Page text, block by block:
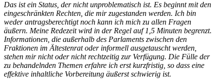
Das ist ein Status, der nicht unproblematisch ist. Es beginnt mit den
eingeschränkten Rechten, die mir zugestanden werden. Ich bin
weder antragsberechtigt noch kann ich mich zu allen Fragen
äußern. Meine Redezeit wird in der Regel auf 1,5 Minuten begrenzt.
Informationen, die außerhalb des Parlaments zwischen den
Fraktionen im Ältestenrat oder informell ausgetauscht werden,
stehen mir nicht oder nicht rechtzeitig zur Verfügung. Die Fülle der
zu behandelnden Themen erfahre ich erst kurzfristig, so dass eine
effektive inhaltliche Vorbereitung äußerst schwierig ist.